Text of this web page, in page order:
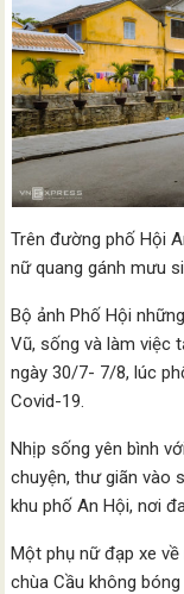
Trên đường phố Hội
nữ quang gánh mưu
Bộ ảnh Phố Hội
Vũ, sống và làm việc
ngày 30/7- 7/8, lúc
Covid-19.
Nhịp sống yên bình
chuyện, thư giãn vào
khu phố An Hội, nơi
Một phụ nữ đạp xe
chùa Cầu không